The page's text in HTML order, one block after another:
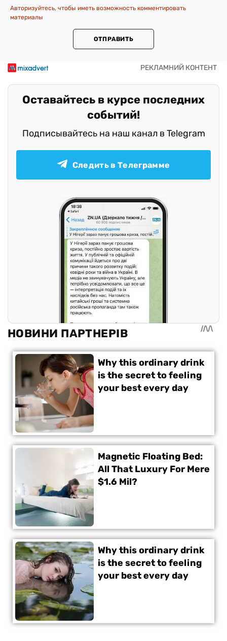
Авторизуйтесь, чтобы иметь возможность комментировать
материалы
ОТПРАВИТЬ
Оставайтесь в курсе последних
событий!
Подписывайтесь на наш канал в Telegram
Следить в Телеграмме